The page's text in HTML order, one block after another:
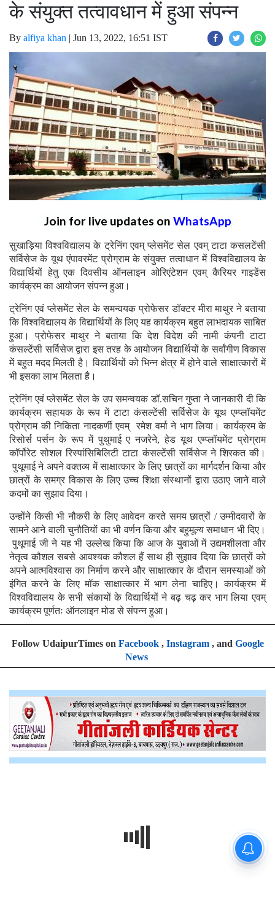
के संयुक्त तत्वावधान में हुआ संपन्न
By alfiya khan | Jun 13, 2022, 16:51 IST
Join for live updates on WhatsApp
सुखाड़िया विश्वविद्यालय के ट्रेनिंग एवम् प्लेसमेंट सेल एवम् टाटा कसलटेंसी
सर्विसेज के यूथ एंपावरमेंट प्रोग्राम के संयुक्त तत्वाधान में विश्वविद्यालय के
विद्यार्थियों हेतु एक दिवसीय ऑनलाइन ओरिएंटेशन एवम् कैरियर गाइडेंस
कार्यक्रम का आयोजन संपन्न हुआ।
ट्रेनिंग एवं प्लेसमेंट सेल के समन्वयक प्रोफेसर डॉक्टर मीरा माथुर ने बताया
कि विश्वविद्यालय के विद्यार्थियों के लिए यह कार्यक्रम बहुत लाभदायक साबित
हुआ। प्रोफेसर माथुर ने बताया कि देश विदेश की नामी कंपनी टाटा
कंसल्टेंसी सर्विसेज द्वारा इस तरह के आयोजन विद्यार्थियों के सर्वांगीण विकास
में बहुत मदद मिलती है। विद्यार्थियों को भिन्न क्षेत्र में होने वाले साक्षात्कारों में
भी इसका लाभ मिलता है।
ट्रेनिंग एवं प्लेसमेंट सेल के उप समन्वयक डॉ.सचिन गुप्ता ने जानकारी दी कि
कार्यक्रम सहायक के रूप में टाटा कंसल्टेंसी सर्विसेज के यूथ एम्प्लॉयमेंट
प्रोग्राम की निकिता नादकर्णी एवम् रमेश वर्मा ने भाग लिया। कार्यक्रम के
रिसोर्स पर्सन के रूप में पुथुमाई ए नजरेने, हेड यूथ एम्प्लॉयमेंट प्रोग्राम
कॉर्पोरेट सोशल रिस्पांसिबिलिटी टाटा कंसल्टेंसी सर्विसेज ने शिरकत की।
पुथूमाई ने अपने वक्तव्य में साक्षात्कार के लिए छात्रों का मार्गदर्शन किया और
छात्रों के समग्र विकास के लिए उच्च शिक्षा संस्थानों द्वारा उठाए जाने वाले
कदमों का सुझाव दिया।
उन्होंने किसी भी नौकरी के लिए आवेदन करते समय छात्रों / उम्मीदवारों के
सामने आने वाली चुनौतियों का भी वर्णन किया और बहुमूल्य समाधान भी दिए।
पुथूमाई जी ने यह भी उल्लेख किया कि आज के युवाओं में उद्यमशीलता और
नेतृत्व कौशल सबसे आवश्यक कौशल हैं साथ ही सुझाव दिया कि छात्रों को
अपने आत्मविश्वास का निर्माण करने और साक्षात्कार के दौरान समस्याओं को
इंगित करने के लिए मॉक साक्षात्कार में भाग लेना चाहिए। कार्यक्रम में
विश्वविद्यालय के सभी संकायों के विद्यार्थियों ने बढ़ चढ़ कर भाग लिया एवम्
कार्यक्रम पूर्णतः ऑनलाइन मोड से संपन्न हुआ।
Follow UdaipurTimes on Facebook, Instagram, and Google
News